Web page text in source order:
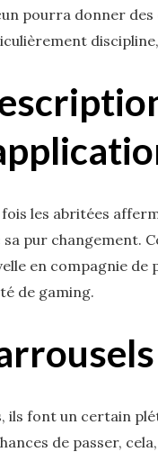
pourra donner
les abritées
sa pur changement.
en compagnie de
de gaming.
ils font un certain
de passer,